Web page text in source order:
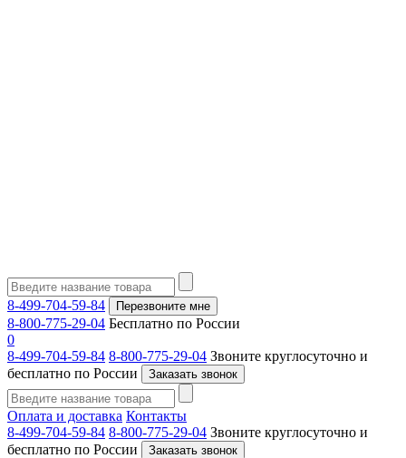
8-499-704-59-84 Перезвоните мне
8-800-775-29-04 Бесплатно по России
0
8-499-704-59-84 8-800-775-29-04 Звоните круглосуточно и
бесплатно по России
Заказать звонок
Оплата и доставка Контакты
8-499-704-59-84 8-800-775-29-04 Звоните круглосуточно и
бесплатно по России
Заказать звонок